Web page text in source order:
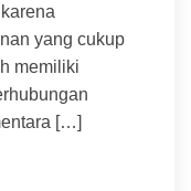
yang cukup
memiliki
[…]